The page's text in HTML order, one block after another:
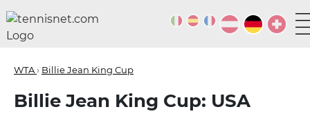
WTA› Billie Jean King Cup
Billie Jean King Cup: USA